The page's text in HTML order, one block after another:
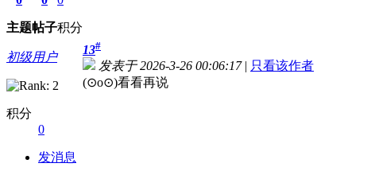
主题帖子积分
初级用户
积分
0
发消息
13#
发表于 2026-3-26 00:06:17 | 只看该作者
(⊙o⊙)看看再说